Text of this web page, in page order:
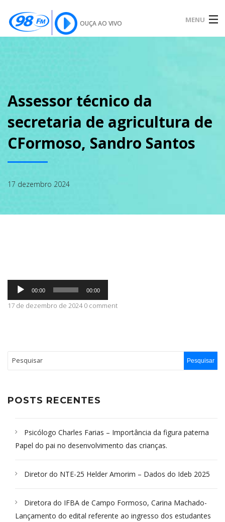
OUÇA AO VIVO MENU
SOBRE
CONTATO
Assessor técnico da
secretaria de agricultura de
CFormoso, Sandro Santos
17 dezembro 2024
Tocador
áudio
00:00 00:00
17 de dezembro de 2024 0 comment
POSTS RECENTES
Psicólogo Charles Farias – Importância da figura paterna
Papel do pai no desenvolvimento das crianças.
Diretor do NTE-25 Helder Amorim – Dados do Ideb 2025
Diretora do IFBA de Campo Formoso, Carina Machado-
Lançamento do edital referente ao ingresso dos estudantes